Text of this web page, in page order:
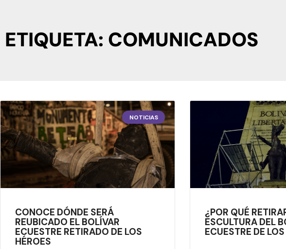
ETIQUETA: COMUNICADOS
NOTICIAS
CONOCE DÓNDE SERÁ
REUBICADO EL BOLÍVAR
ECUESTRE RETIRADO DE LOS
HÉROES
¿POR QUÉ
ESCULTURA DEL
ECUESTRE DE